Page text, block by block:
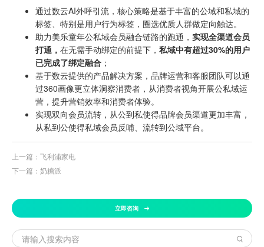
通过数云AI外呼引流，核心策略是基于丰富的公域和私域的
标签、特别是用户行为标签，圈选优质人群做定向触达。
助力美乐童年公私域会员融合链路的跑通， 实现全渠道会员
打通， 在无需手动绑定的前提下， 私域中有超过30%的用户
已完成了绑定融合 ；
基于数云提供的产品解决方案，品牌运营和客服团队可以通
过360画像更立体洞察消费者，从消费者视角开展公私域运
营，提升营销效率和消费者体验。
实现双向会员流转，从公到私使得品牌会员渠道更加丰富，
从私到公使得私域会员反哺、流转到公域平台。
上一篇：飞利浦家电
下一篇：奶糖派
立即咨询